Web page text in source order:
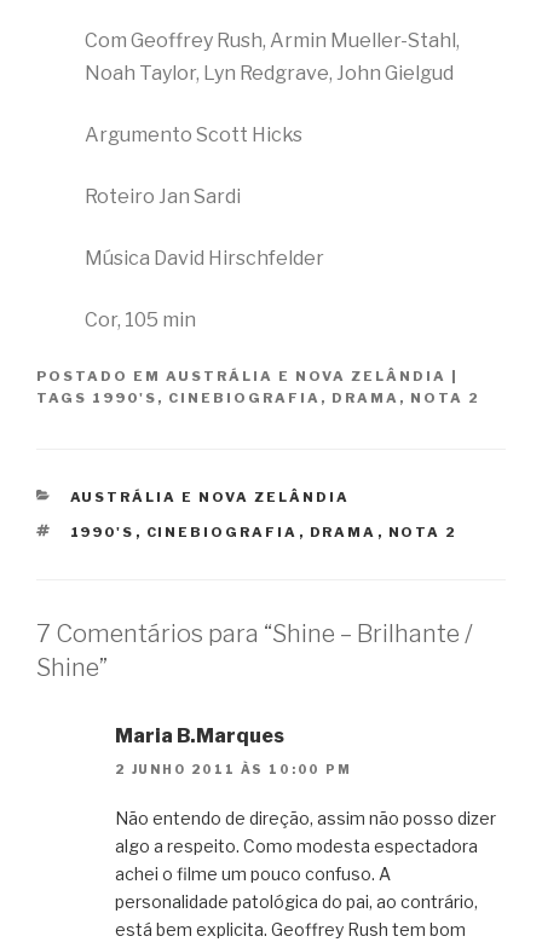
Com Geoffrey Rush, Armin Mueller-Stahl,
Noah Taylor, Lyn Redgrave, John Gielgud
Argumento Scott Hicks
Roteiro Jan Sardi
Música David Hirschfelder
Cor, 105 min
POSTADO EM AUSTRÁLIA E NOVA ZELÂNDIA |
TAGS 1990'S , CINEBIOGRAFIA , DRAMA , NOTA 2
CATEGORIAS
AUSTRÁLIA E NOVA ZELÂNDIA
TAGS
1990'S , CINEBIOGRAFIA , DRAMA , NOTA 2
7 Comentários para “Shine – Brilhante /
Shine”
Maria B.Marques
2 JUNHO 2011 ÀS 10:00 PM
Não entendo de direção, assim não posso dizer
algo a respeito. Como modesta espectadora
achei o filme um pouco confuso. A
personalidade patológica do pai, ao contrário,
está bem explicita. Geoffrey Rush tem bom